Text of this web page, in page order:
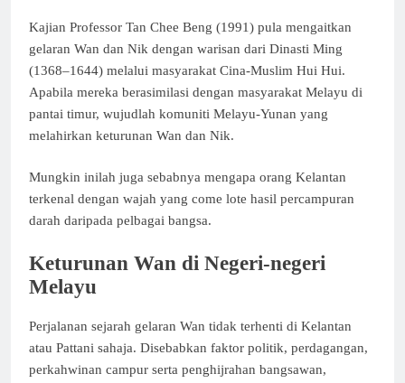
Kajian Professor Tan Chee Beng (1991) pula mengaitkan
gelaran Wan dan Nik dengan warisan dari Dinasti Ming
(1368–1644) melalui masyarakat Cina-Muslim Hui Hui.
Apabila mereka berasimilasi dengan masyarakat Melayu di
pantai timur, wujudlah komuniti Melayu-Yunan yang
melahirkan keturunan Wan dan Nik.
Mungkin inilah juga sebabnya mengapa orang Kelantan
terkenal dengan wajah yang come lote hasil percampuran
darah daripada pelbagai bangsa.
Keturunan Wan di Negeri-negeri
Melayu
Perjalanan sejarah gelaran Wan tidak terhenti di Kelantan
atau Pattani sahaja. Disebabkan faktor politik, perdagangan,
perkahwinan campur serta penghijrahan bangsawan,